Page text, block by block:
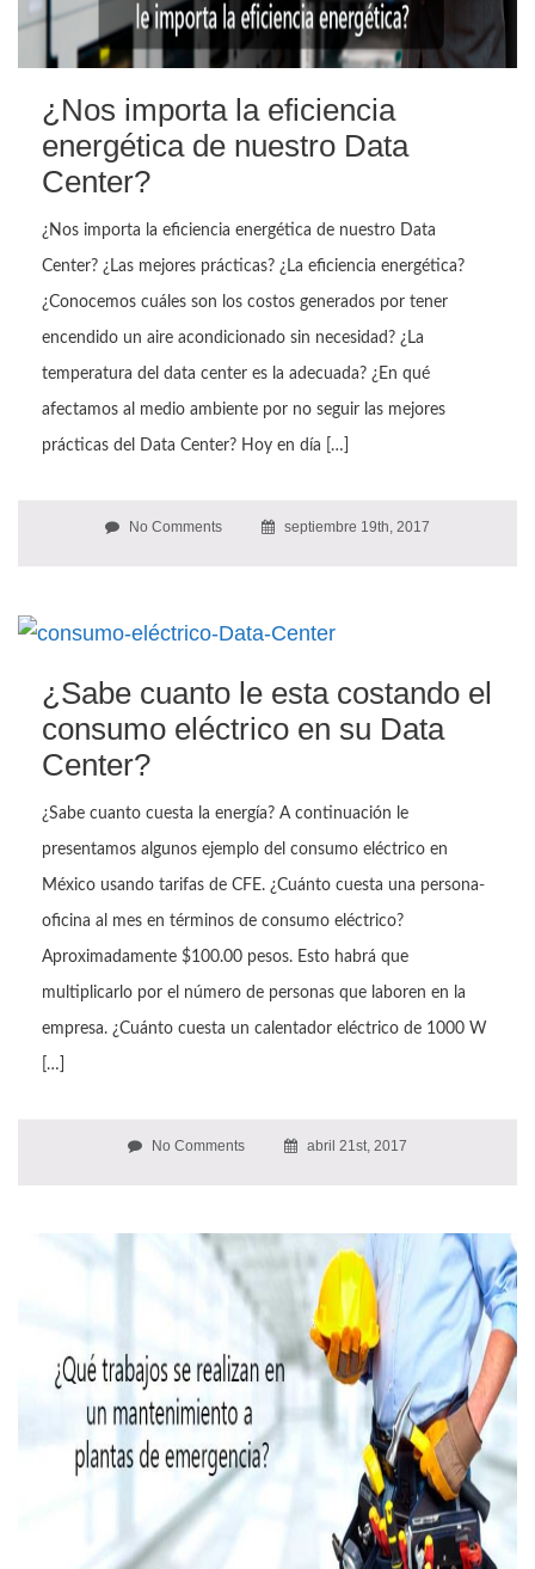
¿Nos importa la eficiencia
energética de nuestro Data
Center?
¿Nos importa la eficiencia energética de nuestro Data
Center? ¿Las mejores prácticas? ¿La eficiencia energética?
¿Conocemos cuáles son los costos generados por tener
encendido un aire acondicionado sin necesidad? ¿La
temperatura del data center es la adecuada? ¿En qué
afectamos al medio ambiente por no seguir las mejores
prácticas del Data Center? Hoy en día […]
No Comments septiembre 19th, 2017
¿Sabe cuanto le esta costando el
consumo eléctrico en su Data
Center?
¿Sabe cuanto cuesta la energía? A continuación le
presentamos algunos ejemplo del consumo eléctrico en
México usando tarifas de CFE. ¿Cuánto cuesta una persona-
oficina al mes en términos de consumo eléctrico?
Aproximadamente $100.00 pesos. Esto habrá que
multiplicarlo por el número de personas que laboren en la
empresa. ¿Cuánto cuesta un calentador eléctrico de 1000 W
[…]
No Comments abril 21st, 2017